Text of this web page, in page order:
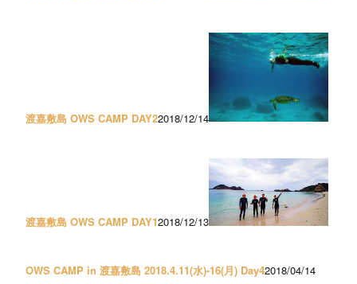
渡嘉敷島 OWS CAMP DAY22018/12/14
渡嘉敷島 OWS CAMP DAY12018/12/13
OWS CAMP in 渡嘉敷島 2018.4.11(水)-16(月) Day42018/04/14